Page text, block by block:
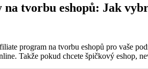
tvorbu eshopů: Jak
program na tvorbu eshopů pro vaše
Takže pokud chcete špičkový eshop,